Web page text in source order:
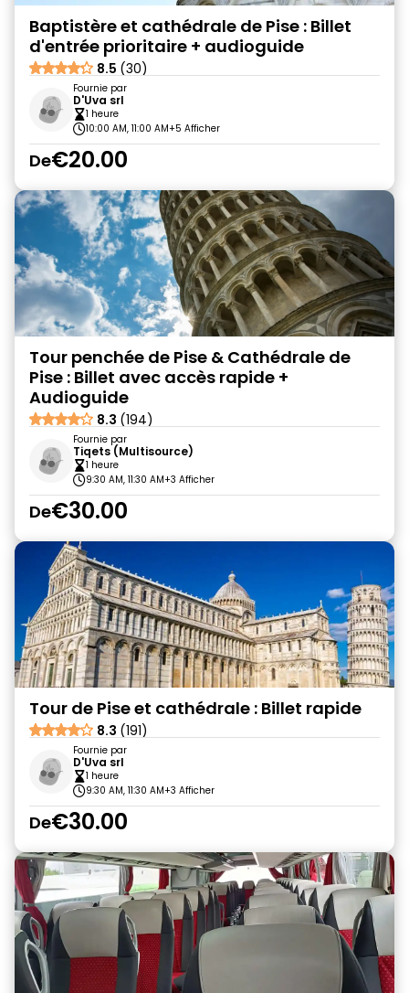
Baptistère et cathédrale de Pise : Billet
d'entrée prioritaire + audioguide
8.5 (30)
Fournie par
D'Uva srl
1 heure
10:00 AM, 11:00 AM+5 Afficher
De€20.00
Tour penchée de Pise & Cathédrale de
Pise : Billet avec accès rapide +
Audioguide
8.3 (194)
Fournie par
Tiqets (Multisource)
1 heure
9:30 AM, 11:30 AM+3 Afficher
De€30.00
Tour de Pise et cathédrale : Billet rapide
8.3 (191)
Fournie par
D'Uva srl
1 heure
9:30 AM, 11:30 AM+3 Afficher
De€30.00